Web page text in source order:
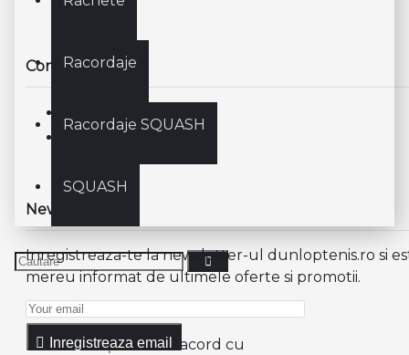
Racordaje
Racordaje SQUASH
SQUASH
Contul meu
Istoric Comenzi
Newsletter
Inregistreaza-te la newsletter-ul dunloptenis.ro si
mereu informat de ultimele oferte si promotii.
Inregistreaza email
Am citit şi sunt de acord cu